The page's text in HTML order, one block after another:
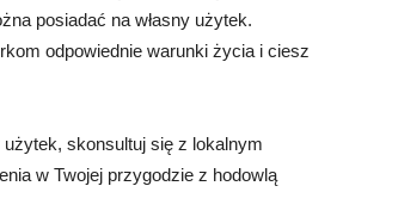
posiadać na własny użytek.
odpowiednie warunki życia i ciesz
skonsultuj się z lokalnym
w Twojej przygodzie z hodowlą